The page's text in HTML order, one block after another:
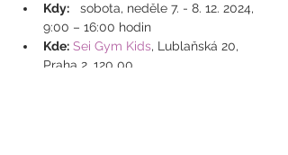
Kdy: sobota, neděle 7. - 8. 12. 2024,
9:00 – 16:00 hodin
Kde: Sei Gym Kids, Lublaňská 20,
Praha 2, 120 00